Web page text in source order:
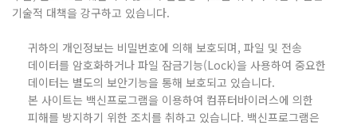
기술적 대책을 강구하고 있습니다.
귀하의 개인정보는 비밀번호에 의해 보호되며, 파일 및 전송
데이터를 암호화하거나 파일 잠금기능(Lock)을 사용하여 중요한
데이터는 별도의 보안기능을 통해 보호되고 있습니다.
본 사이트는 백신프로그램을 이용하여 컴퓨터바이러스에 의한
피해를 방지하기 위한 조치를 취하고 있습니다. 백신프로그램은